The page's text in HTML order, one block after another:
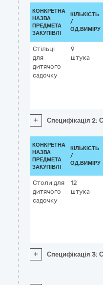
КОНКРЕТНА
НАЗВА
ПРЕДМЕТА
ЗАКУПІВЛІ
КІЛЬКІСТЬ
/
ОД.ВИМІРУ
Стільці
для
дитячого
садочку
9
штука
+ Специфікація 2:
КОНКРЕТНА
НАЗВА
ПРЕДМЕТА
ЗАКУПІВЛІ
КІЛЬКІСТЬ
/
ОД.ВИМІРУ
Столи для
дитячого
садочку
12
штука
+ Специфікація 3: